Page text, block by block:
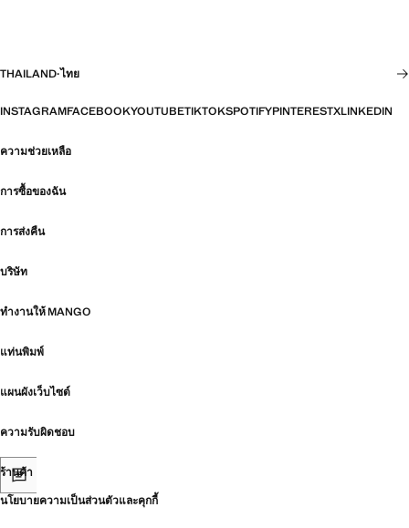
THAILAND·ไทย
INSTAGRAMFACEBOOKYOUTUBETIKTOKSPOTIFYPINTERESTXLINKEDIN
ความช่วยเหลือ
การซื้อของฉัน
การส่งคืน
บริษัท
ทำงานให้ MANGO
แท่นพิมพ์
แผนผังเว็บไซต์
ความรับผิดชอบ
ร้านค้า
นโยบายความเป็นส่วนตัวและคุกกี้